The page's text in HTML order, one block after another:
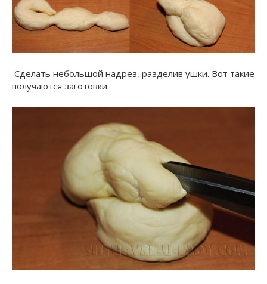
Сделать небольшой надрез, разделив ушки. Вот такие
получаются заготовки.